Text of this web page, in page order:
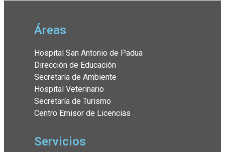
Áreas
Hospital San Antonio de Padua
Dirección de Educación
Secretaría de Ambiente
Hospital Veterinario
Secretaría de Turismo
Centro Emisor de Licencias
Servicios